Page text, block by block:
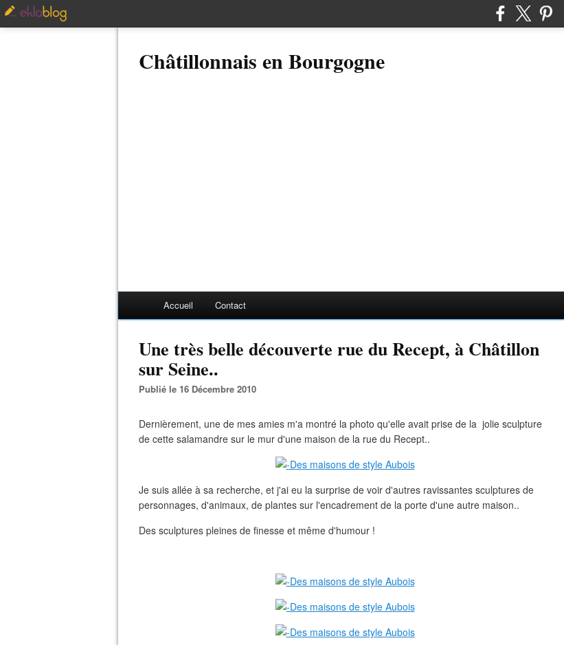
Châtillonnais en Bourgogne
Accueil Contact
Une très belle découverte rue du Recept, à Châtillon
sur Seine..
Publié le 16 Décembre 2010
Dernièrement, une de mes amies m'a montré la photo qu'elle avait prise de la jolie sculpture
de cette salamandre sur le mur d'une maison de la rue du Recept..
Je suis allée à sa recherche, et j'ai eu la surprise de voir d'autres ravissantes sculptures de
personnages, d'animaux, de plantes sur l'encadrement de la porte d'une autre maison..
Des sculptures pleines de finesse et même d'humour !